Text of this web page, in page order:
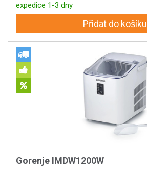
expedice 1-3 dny
Přidat do košíku
Gorenje IMDW1200W